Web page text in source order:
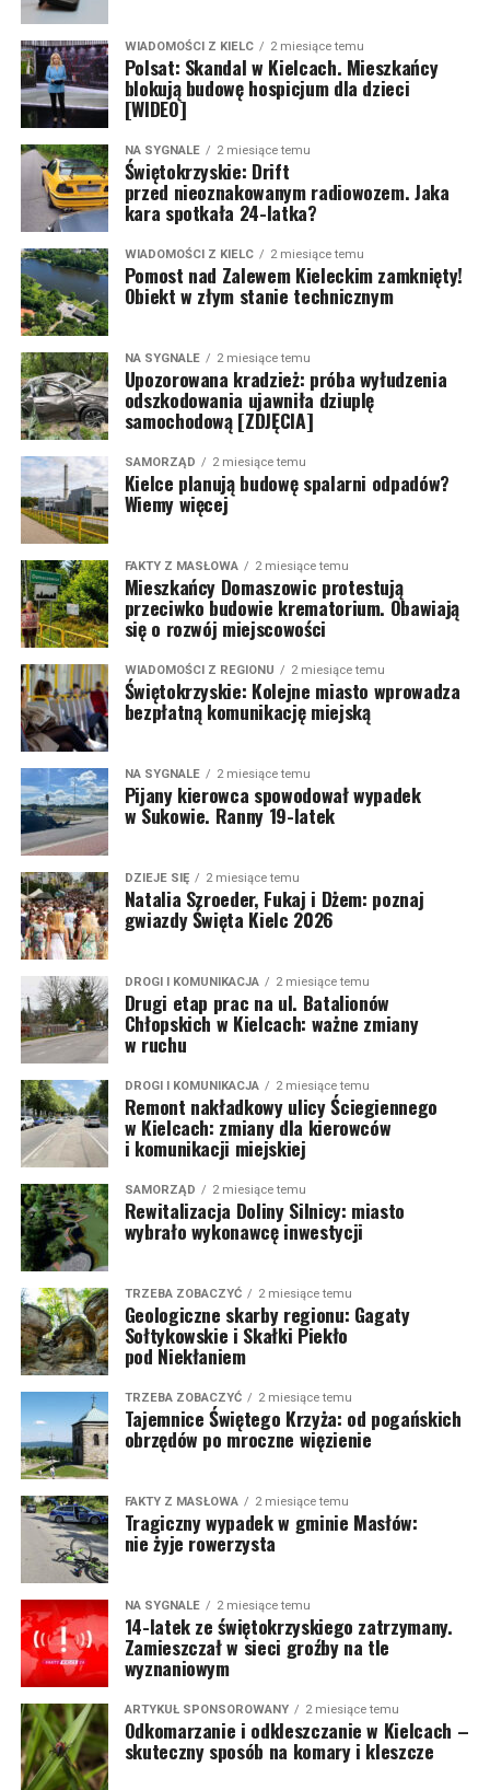
WIADOMOŚCI Z KIELC 2 miesiące temu
Polsat: Skandal w Kielcach. Mieszkańcy
blokują budowę hospicjum dla dzieci
[WIDEO]
NA SYGNALE 2 miesiące temu
Świętokrzyskie: Drift
przed nieoznakowanym radiowozem. Jaka
kara spotkała 24-latka?
WIADOMOŚCI Z KIELC 2 miesiące temu
Pomost nad Zalewem Kieleckim zamknięty!
Obiekt w złym stanie technicznym
NA SYGNALE 2 miesiące temu
Upozorowana kradzież: próba wyłudzenia
odszkodowania ujawniła dziuplę
samochodową [ZDJĘCIA]
SAMORZĄD 2 miesiące temu
Kielce planują budowę spalarni odpadów?
Wiemy więcej
FAKTY Z MASŁOWA 2 miesiące temu
Mieszkańcy Domaszowic protestują
przeciwko budowie krematorium. Obawiają
się o rozwój miejscowości
WIADOMOŚCI Z REGIONU 2 miesiące temu
Świętokrzyskie: Kolejne miasto wprowadza
bezpłatną komunikację miejską
NA SYGNALE 2 miesiące temu
Pijany kierowca spowodował wypadek
w Sukowie. Ranny 19-latek
DZIEJE SIĘ 2 miesiące temu
Natalia Szroeder, Fukaj i Dżem: poznaj
gwiazdy Święta Kielc 2026
DROGI I KOMUNIKACJA 2 miesiące temu
Drugi etap prac na ul. Batalionów
Chłopskich w Kielcach: ważne zmiany
w ruchu
DROGI I KOMUNIKACJA 2 miesiące temu
Remont nakładkowy ulicy Ściegiennego
w Kielcach: zmiany dla kierowców
i komunikacji miejskiej
SAMORZĄD 2 miesiące temu
Rewitalizacja Doliny Silnicy: miasto
wybrało wykonawcę inwestycji
TRZEBA ZOBACZYĆ 2 miesiące temu
Geologiczne skarby regionu: Gagaty
Sołtykowskie i Skałki Piekło
pod Niekłaniem
TRZEBA ZOBACZYĆ 2 miesiące temu
Tajemnice Świętego Krzyża: od pogańskich
obrzędów po mroczne więzienie
FAKTY Z MASŁOWA 2 miesiące temu
Tragiczny wypadek w gminie Masłów:
nie żyje rowerzysta
NA SYGNALE 2 miesiące temu
14-latek ze świętokrzyskiego zatrzymany.
Zamieszczał w sieci groźby na tle
wyznaniowym
ARTYKUŁ SPONSOROWANY 2 miesiące temu
Odkomarzanie i odkleszczanie w Kielcach –
skuteczny sposób na komary i kleszcze